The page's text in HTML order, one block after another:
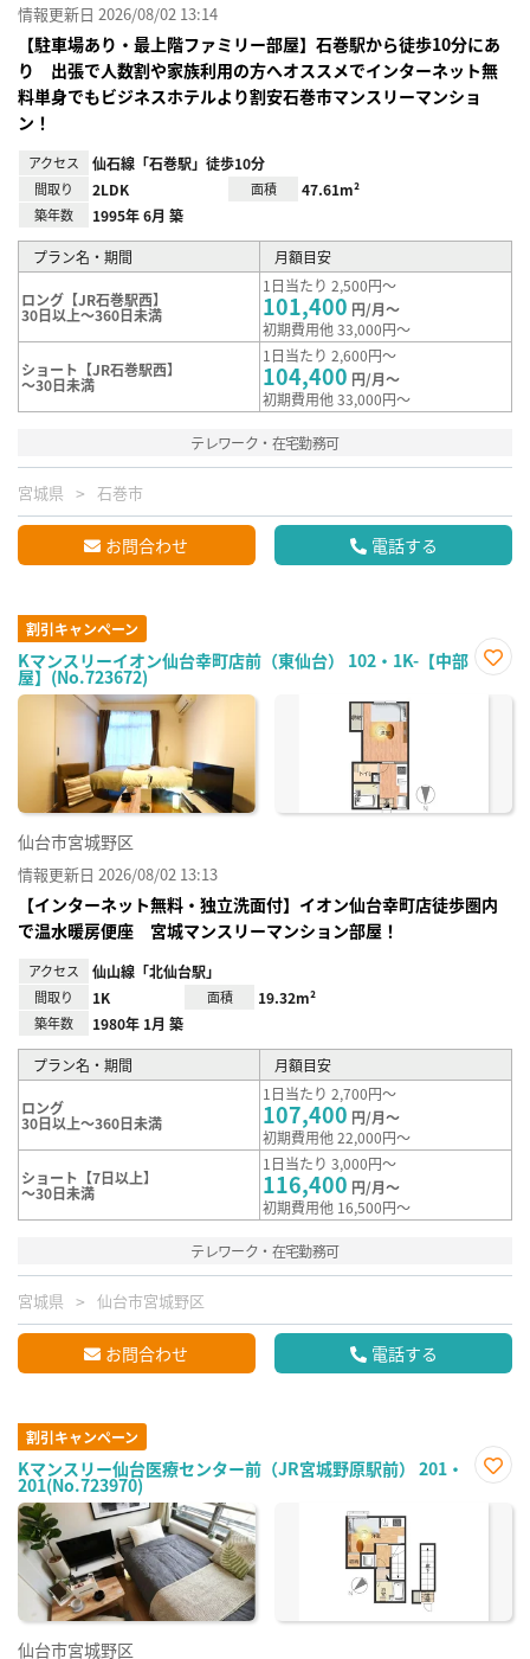
情報更新日 2026/08/02 13:14
【駐車場あり・最上階ファミリー部屋】石巻駅から徒歩10分にあ
り 出張で人数割や家族利用の方へオススメでインターネット無
料単身でもビジネスホテルより割安石巻市マンスリーマンショ
ン！
アクセス 仙石線「石巻駅」徒歩10分
間取り 2LDK 面積 47.61m²
築年数 1995年 6月 築
プラン名・期間 月額目安
ロング【JR石巻駅西】
30日以上～360日未満
1日当たり 2,500円～
101,400 円/月～
初期費用他 33,000円～
ショート【JR石巻駅西】
～30日未満
1日当たり 2,600円～
104,400 円/月～
初期費用他 33,000円～
テレワーク・在宅勤務可
宮城県 石巻市
お問合わせ 電話する
割引キャンペーン
Kマンスリーイオン仙台幸町店前（東仙台） 102・1K-【中部
屋】(No.723672)
に入
仙台市宮城野区
情報更新日 2026/08/02 13:13
【インターネット無料・独立洗面付】イオン仙台幸町店徒歩圏内
で温水暖房便座 宮城マンスリーマンション部屋！
アクセス 仙山線「北仙台駅」
間取り 1K 面積 19.32m²
築年数 1980年 1月 築
プラン名・期間 月額目安
ロング
30日以上～360日未満
1日当たり 2,700円～
107,400 円/月～
初期費用他 22,000円～
ショート【7日以上】
～30日未満
1日当たり 3,000円～
116,400 円/月～
初期費用他 16,500円～
テレワーク・在宅勤務可
宮城県 仙台市宮城野区
お問合わせ 電話する
割引キャンペーン
Kマンスリー仙台医療センター前（JR宮城野原駅前） 201・
201(No.723970)
に入
仙台市宮城野区